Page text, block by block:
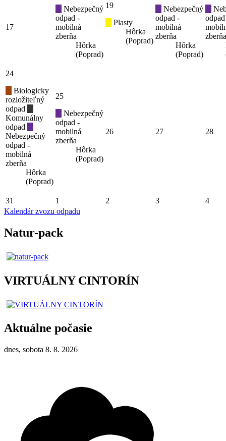
17
Nebezpečný
odpad -
mobilná
zberňa
Hôrka
(Poprad)
19
Plasty
Hôrka
(Poprad)
Nebezpečný
odpad -
mobilná
zberňa
Hôrka
(Poprad)
zberňa
24
Biologicky
rozložiteľný
odpad
Komunálny
odpad
Nebezpečný
odpad -
mobilná
zberňa
Hôrka
(Poprad)
25
Nebezpečný
odpad -
mobilná
zberňa
Hôrka
(Poprad)
26 27 28
31 1 2 3
4
Kalendár zvozu odpadu
Natur-pack
VIRTUÁLNY CINTORÍN
Aktuálne počasie
dnes, sobota 8. 8. 2026